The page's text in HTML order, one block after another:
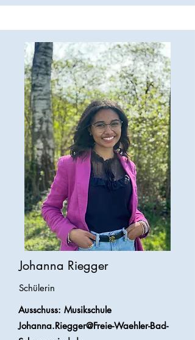
Johanna Riegger
Schülerin
Ausschuss: Musikschule
Johanna.Riegger@Freie-Waehler-Bad-